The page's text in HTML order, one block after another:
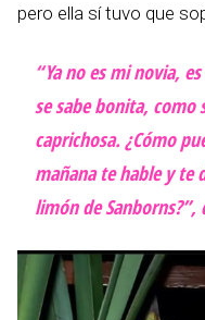
pero ella sí tuvo que
“Ya no es mi novia,
se sabe bonita, como
caprichosa. ¿Cómo
mañana te hable y te
limón de Sanborns?”,